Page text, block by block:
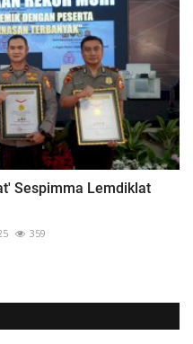
Sespimma Lemdiklat
359